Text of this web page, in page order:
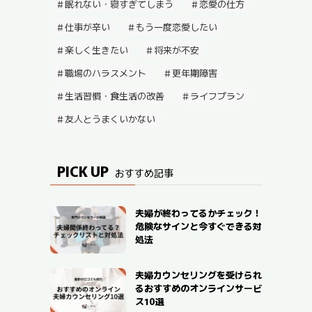
眠れない・寝すぎてしまう
恋愛の仕方
仕事が辛い
もう一度恋愛したい
楽しく生きたい
将来が不安
職場のハラスメント
更年期障害
生活習慣・食生活の改善
ライフプラン
友人とうまくいかない
PICK UP おすすめ記事
夫婦が終わってるかチェック！
危険なサインと今すぐできる対
処法
夫婦カウンセリングを受けられ
るおすすめのオンラインサービ
ス10選